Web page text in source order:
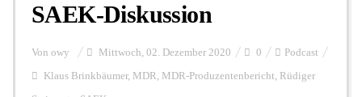
SAEK-Diskussion
Von owy Mittwoch, 02. Dezember 2020 0 Podcast
Klaus Brinkbäumer, MDR, MDR-Produzentenbericht, Rüdiger